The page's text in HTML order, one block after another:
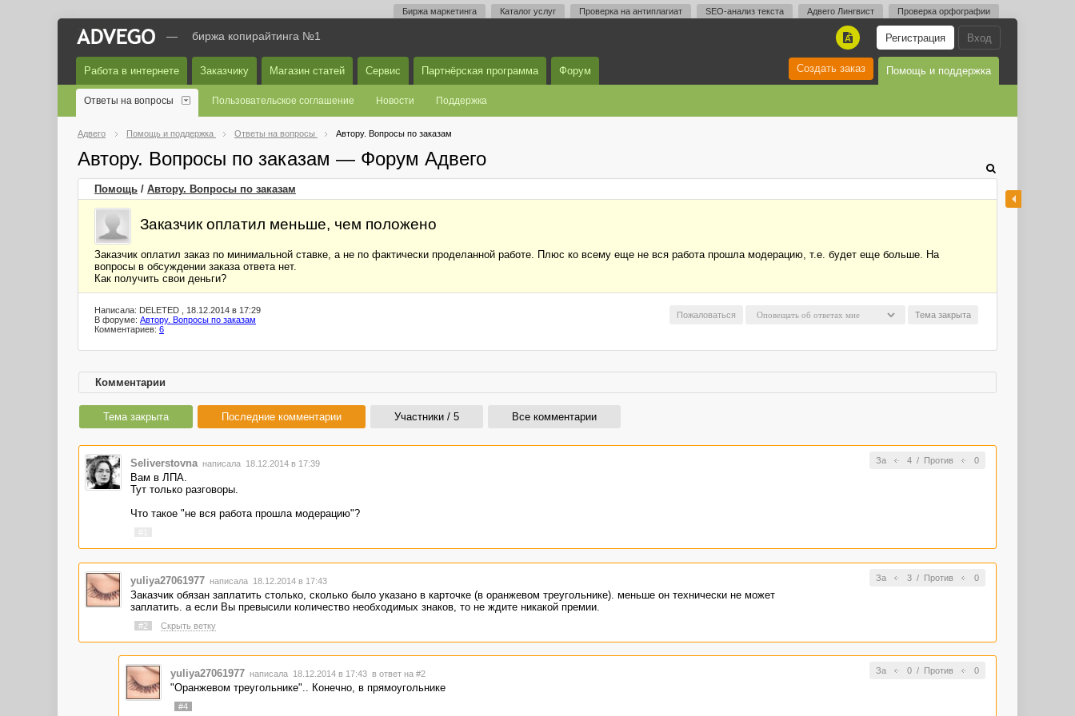
Биржа маркетинга Каталог услуг Проверка на антиплагиат SEO-анализ текста Адвего Лингвист Проверка орфографии
Вход
Регистрация
A
— биржа копирайтинга №1
Работа в интернете Заказчику Магазин статей Сервис Партнёрская программа Форум Помощь и поддержка
Создать заказ
Ответы на вопросы Пользовательское соглашение Новости Поддержка
Адвего Помощь и поддержка Ответы на вопросы Автору. Вопросы по заказам
Автору. Вопросы по заказам — Форум Адвего
Помощь / Автору. Вопросы по заказам
Заказчик оплатил меньше, чем положено
Заказчик оплатил заказ по минимальной ставке, а не по фактически проделанной работе. Плюс ко всему еще не вся работа прошла модерацию, т.е. будет еще больше. На
вопросы в обсуждении заказа ответа нет.
Как получить свои деньги?
Тема закрыта
Пожаловаться
Написала: DELETED , 18.12.2014 в 17:29
В форуме: Автору. Вопросы по заказам
Комментариев: 6
Комментарии
Тема закрыта Последние комментарии Участники / 5 Все комментарии
За 4/ Против 0
Seliverstovna написала 18.12.2014 в 17:39
Вам в ЛПА.
Тут только разговоры.
Что такое "не вся работа прошла модерацию"?
За 3/ Против 0
yuliya27061977 написала 18.12.2014 в 17:43
Заказчик обязан заплатить столько, сколько было указано в карточке (в оранжевом треугольнике). меньше он технически не может
заплатить. а если Вы превысили количество необходимых знаков, то не ждите никакой премии.
#2 Скрыть ветку
За 0/ Против 0
yuliya27061977 написала 18.12.2014 в 17:43 в ответ на #2
"Оранжевом треугольнике".. Конечно, в прямоугольнике
#4